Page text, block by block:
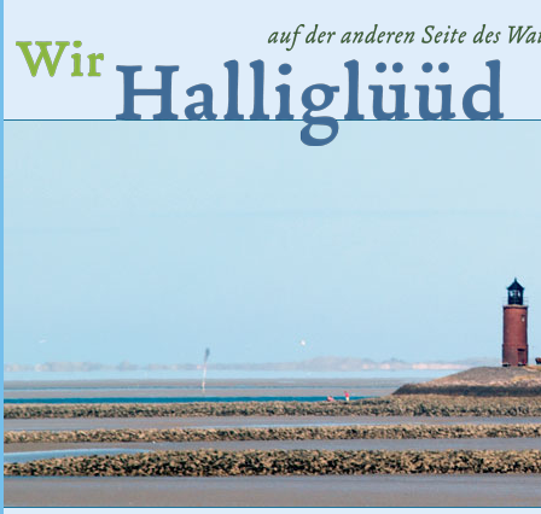
Wir Halliglüüd - Das Halligmagazin
Sie sind hier